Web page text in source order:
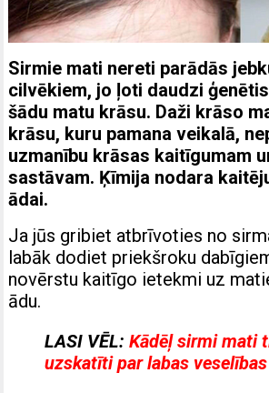
Sirmie mati nereti parādās
cilvēkiem, jo ļoti daudzi
šādu matu krāsu. Daži krāso
krāsu, kuru pamana veikalā,
uzmanību krāsas kaitīgumam
sastāvam. Ķīmija nodara
ādai.
Ja jūs gribiet atbrīvoties no
labāk dodiet priekšroku
novērstu kaitīgo ietekmi uz
ādu.
LASI VĒL:Kādēļ sirmi mati
uzskatīti par labas